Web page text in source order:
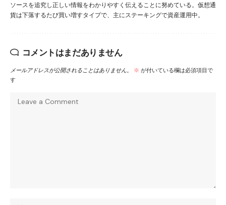
ソースを追究し正しい情報をわかりやすく伝えることに努めている。仮想通
貨は下落するたび買い増すタイプで、主にステーキングで資産運用中。
コメントはまだありません
メールアドレスが公開されることはありません。 ※ が付いている欄は必須項目で
す